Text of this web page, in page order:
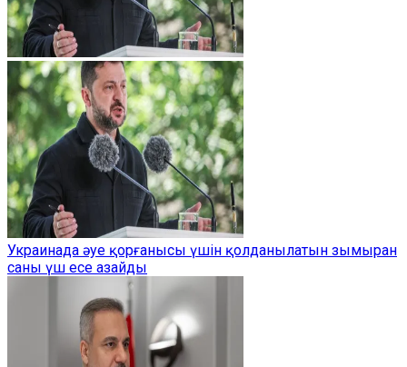
Украинада әуе қорғанысы үшін қолданылатын зымыран
саны үш есе азайды